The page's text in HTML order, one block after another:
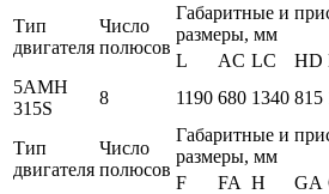
Тип
двигателя
Число
полюсов
Габаритные и
размеры, мм
L
AC LC HD
5АМН
315S
8 1190 680 1340 815
Тип
двигателя
Число
полюсов
Габаритные и
размеры, мм
F
FA H GA